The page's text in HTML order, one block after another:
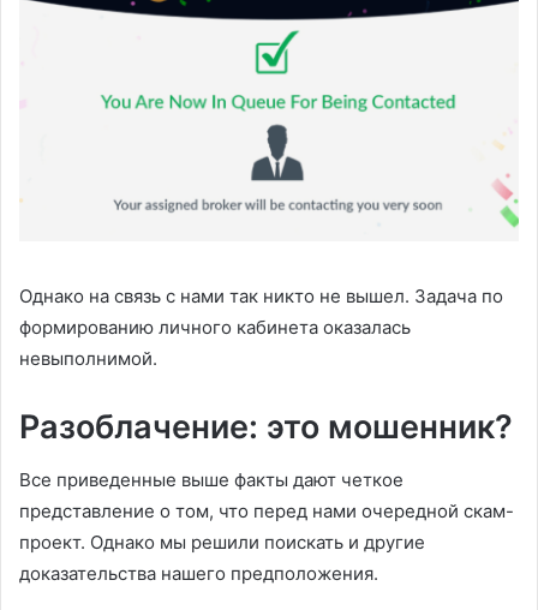
Однако на связь с нами так никто не вышел. Задача по
формированию личного кабинета оказалась
невыполнимой.
Разоблачение: это мошенник?
Все приведенные выше факты дают четкое
представление о том, что перед нами очередной скам-
проект. Однако мы решили поискать и другие
доказательства нашего предположения.